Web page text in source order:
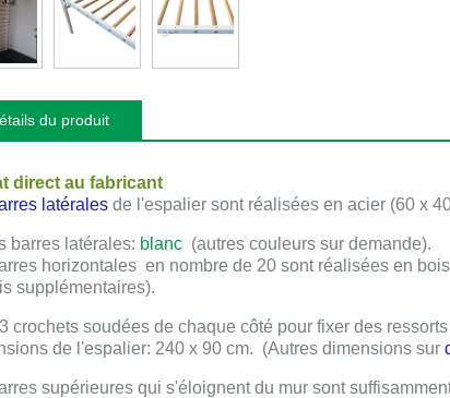
du produit
direct au fabricant
latérales de l'espalier sont réalisées en acier (60 x
barres latérales: blanc (autres couleurs sur demande).
horizontales en nombre de 20 sont réalisées en
supplémentaires).
crochets soudées de chaque côté pour fixer des
de l'espalier: 240 x 90 cm. (Autres dimensions sur
supérieures qui s'éloignent du mur sont